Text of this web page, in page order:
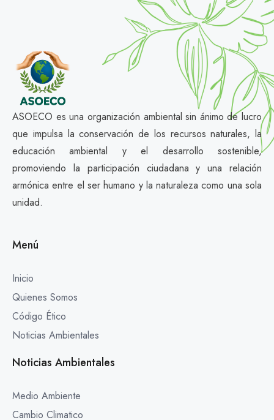
ASOECO es una organización ambiental sin ánimo de lucro
que impulsa la conservación de los recursos naturales, la
educación ambiental y el desarrollo sostenible,
promoviendo la participación ciudadana y una relación
armónica entre el ser humano y la naturaleza como una sola
unidad.
Menú
Inicio
Quienes Somos
Código Ético
Noticias Ambientales
Noticias Ambientales
Medio Ambiente
Cambio Climatico